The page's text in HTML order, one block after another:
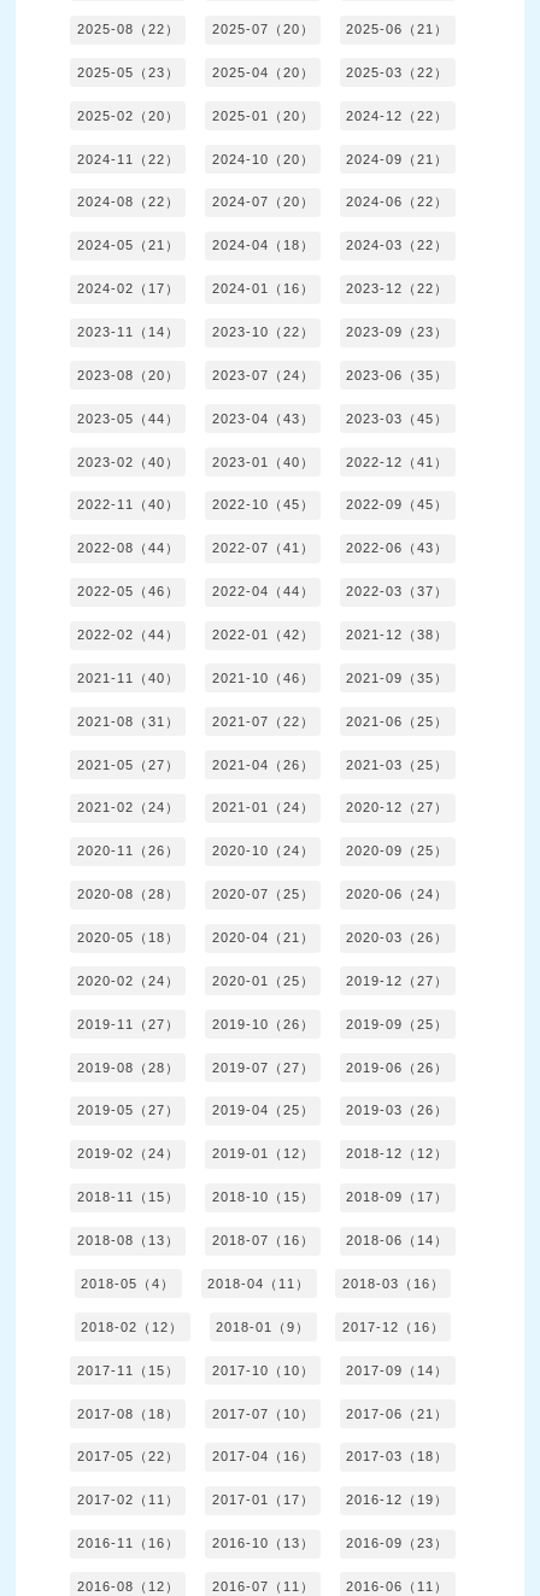
2025-08（22） 2025-07（20） 2025-06（21）
2025-05（23） 2025-04（20） 2025-03（22）
2025-02（20） 2025-01（20） 2024-12（22）
2024-11（22） 2024-10（20） 2024-09（21）
2024-08（22） 2024-07（20） 2024-06（22）
2024-05（21） 2024-04（18） 2024-03（22）
2024-02（17） 2024-01（16） 2023-12（22）
2023-11（14） 2023-10（22） 2023-09（23）
2023-08（20） 2023-07（24） 2023-06（35）
2023-05（44） 2023-04（43） 2023-03（45）
2023-02（40） 2023-01（40） 2022-12（41）
2022-11（40） 2022-10（45） 2022-09（45）
2022-08（44） 2022-07（41） 2022-06（43）
2022-05（46） 2022-04（44） 2022-03（37）
2022-02（44） 2022-01（42） 2021-12（38）
2021-11（40） 2021-10（46） 2021-09（35）
2021-08（31） 2021-07（22） 2021-06（25）
2021-05（27） 2021-04（26） 2021-03（25）
2021-02（24） 2021-01（24） 2020-12（27）
2020-11（26） 2020-10（24） 2020-09（25）
2020-08（28） 2020-07（25） 2020-06（24）
2020-05（18） 2020-04（21） 2020-03（26）
2020-02（24） 2020-01（25） 2019-12（27）
2019-11（27） 2019-10（26） 2019-09（25）
2019-08（28） 2019-07（27） 2019-06（26）
2019-05（27） 2019-04（25） 2019-03（26）
2019-02（24） 2019-01（12） 2018-12（12）
2018-11（15） 2018-10（15） 2018-09（17）
2018-08（13） 2018-07（16） 2018-06（14）
2018-05（4） 2018-04（11） 2018-03（16）
2018-02（12） 2018-01（9） 2017-12（16）
2017-11（15） 2017-10（10） 2017-09（14）
2017-08（18） 2017-07（10） 2017-06（21）
2017-05（22） 2017-04（16） 2017-03（18）
2017-02（11） 2017-01（17） 2016-12（19）
2016-11（16） 2016-10（13） 2016-09（23）
2016-08（12） 2016-07（11） 2016-06（11）